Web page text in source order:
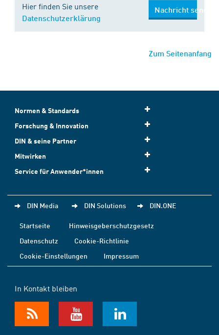
Hier finden Sie unsere
Datenschutzerklärung
Nachricht senden
Zum Seitenanfang
Normen & Standards
Forschung & Innovation
DIN & seine Partner
Mitwirken
Service für Anwender*innen
DIN Media DIN Solutions DIN.ONE
Startseite
Hinweisgeberschutzgesetz
Datenschutz
Cookie-Richtlinie
Cookie-Einstellungen
Impressum
In Kontakt bleiben